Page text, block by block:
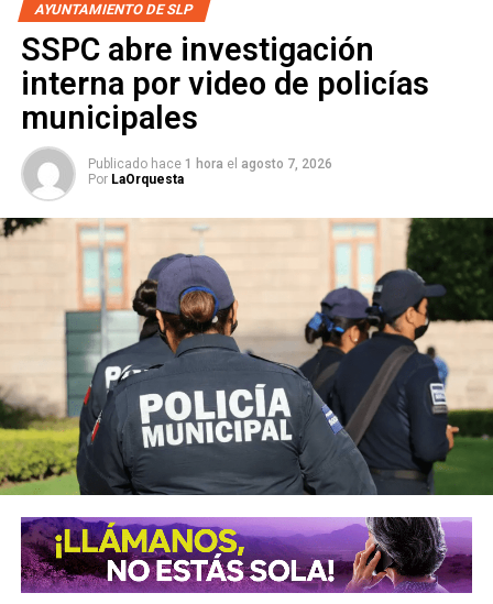
Ópera Prima Rock cuenta con una potosina entre sus
filas, Alicia Paola Sánchez,
quien dijo estar feliz de regresar a su tierra natal, misma
que afirmó está llena de arte y cultura.
AYUNTAMIENTO DE SLP
SSPC abre investigación
interna por video de policías
municipales
Publicado hace 1 hora el agosto 7, 2026
Por LaOrquesta